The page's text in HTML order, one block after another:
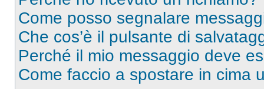
Come posso segnalare
Che cos’è il pulsante di
Perché il mio messaggio deve
Come faccio a spostare in cima